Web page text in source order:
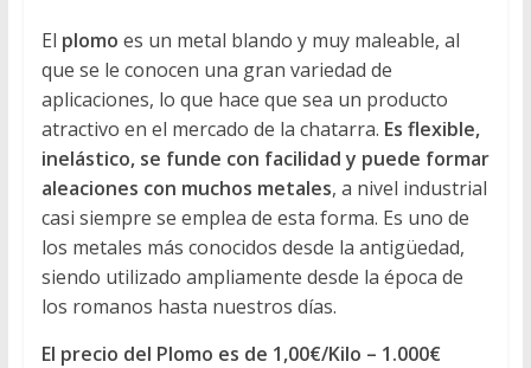
El plomo es un metal blando y muy maleable, al
que se le conocen una gran variedad de
aplicaciones, lo que hace que sea un producto
atractivo en el mercado de la chatarra. Es flexible,
inelástico, se funde con facilidad y puede formar
aleaciones con muchos metales, a nivel industrial
casi siempre se emplea de esta forma. Es uno de
los metales más conocidos desde la antigüedad,
siendo utilizado ampliamente desde la época de
los romanos hasta nuestros días.
El precio del Plomo es de 1,00€/Kilo – 1.000€